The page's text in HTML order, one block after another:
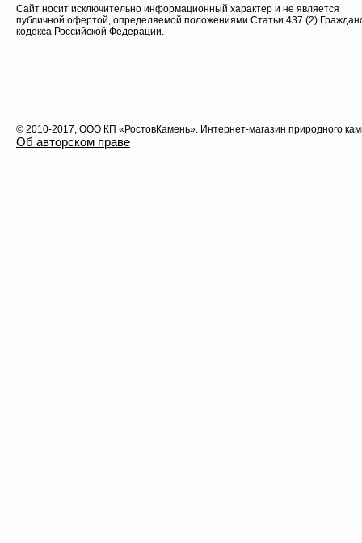
Cайт носит исключительно информационный характер и не является
публичной офертой, определяемой положениями Статьи 437 (2)
кодекса Российской Федерации.
© 2010-2017, ООО КП «РостовКамень». Интернет-магазин природного
Об авторском праве